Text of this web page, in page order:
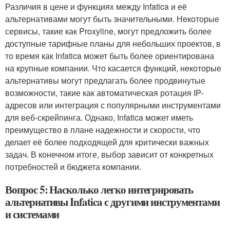
Различия в цене и функциях между Infatica и её
альтернативами могут быть значительными. Некоторые
сервисы, такие как Proxyline, могут предложить более
доступные тарифные планы для небольших проектов, в
то время как Infatica может быть более ориентирована
на крупные компании. Что касается функций, некоторые
альтернативы могут предлагать более продвинутые
возможности, такие как автоматическая ротация IP-
адресов или интеграция с популярными инструментами
для веб-скрейпинга. Однако, Infatica может иметь
преимущество в плане надежности и скорости, что
делает её более подходящей для критически важных
задач. В конечном итоге, выбор зависит от конкретных
потребностей и бюджета компании.
Вопрос 5: Насколько легко интегрировать
альтернативы Infatica с другими инструментами
и системами